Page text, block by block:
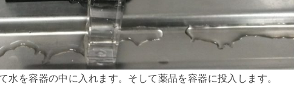
水を容器の中に入れます。そして薬品を容器に投入します。